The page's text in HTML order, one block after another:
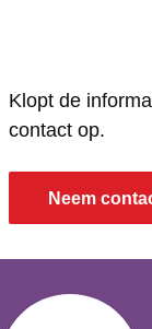
e
Klopt de
contact op.
Neem